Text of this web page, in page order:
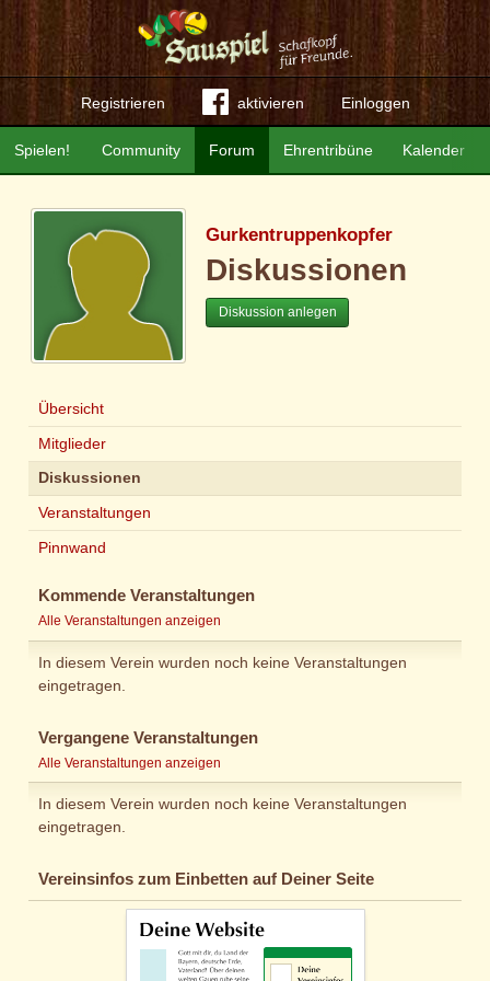
Registrieren aktivieren Einloggen
Community Forum Ehrentribüne Kalender
Spielen!
Gurkentruppenkopfer
Diskussionen
Diskussion anlegen
Übersicht
Mitglieder
Diskussionen
Veranstaltungen
Pinnwand
Kommende Veranstaltungen
Alle Veranstaltungen anzeigen
In diesem Verein wurden noch keine Veranstaltungen
eingetragen.
Vergangene Veranstaltungen
Alle Veranstaltungen anzeigen
In diesem Verein wurden noch keine Veranstaltungen
eingetragen.
Vereinsinfos zum Einbetten auf Deiner Seite